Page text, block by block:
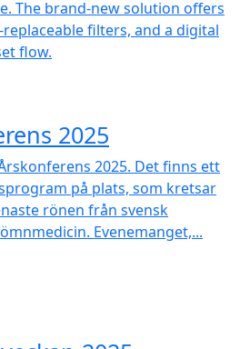
The brand-new solution offers
filters, and a digital
flow.
2025
2025. Det finns ett
på plats, som kretsar
rönen från svensk
Evenemanget,...